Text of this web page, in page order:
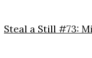
Steal a Still #73: